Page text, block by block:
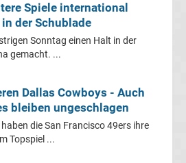
Spiele international
der Schublade
Sonntag einen Halt in der
gemacht. ...
Dallas Cowboys - Auch
bleiben ungeschlagen
die San Francisco 49ers ihre
Topspiel ...